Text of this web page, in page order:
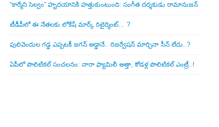
“కార్మేని సెల్వం” హృదయానికి హత్తుకుంటుంది: సంగీత దర్శకుడు రామానుజన్
టీడీపీలో ఈ నేత‌ల‌కు లోకేష్ మార్క్ రిటైర్మెంట్‌… ?
పులివెందుల గ‌డ్డ ఎప్ప‌ట‌కీ జ‌గ‌న్ అడ్డానే.. రిజ‌ర్వేష‌న్ మార్చినా సీన్ లేదు..?
ఏపీలో పొలిటిక‌ల్ సంచ‌ల‌నం: నారా ఫ్యామిలీ అత్తా, కోడ‌ళ్ల పొలిటికల్ ఎంట్రీ..!